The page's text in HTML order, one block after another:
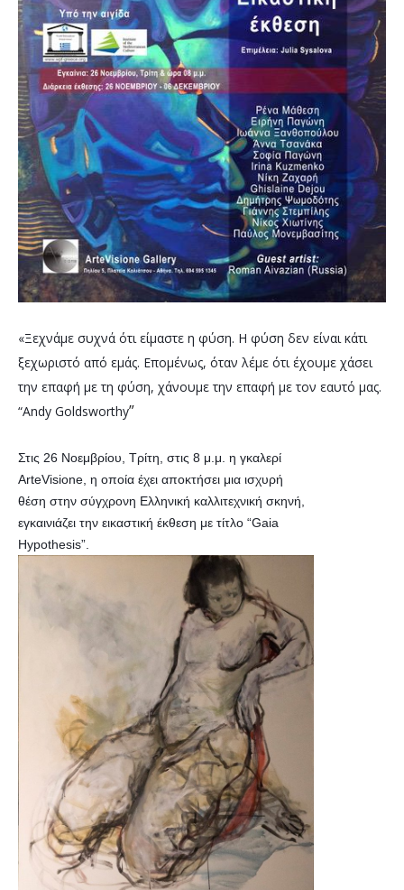
«Ξεχνάμε συχνά ότι είμαστε η φύση. Η φύση δεν είναι κάτι
ξεχωριστό από εμάς. Επομένως, όταν λέμε ότι έχουμε χάσει
την επαφή με τη φύση, χάνουμε την επαφή με τον εαυτό μας.
“Andy Goldsworthy”
Στις 26 Νοεμβρίου, Τρίτη, στις 8 μ.μ. η γκαλερί
ArteVisione, η οποία έχει αποκτήσει μια ισχυρή
θέση στην σύγχρονη Ελληνική καλλιτεχνική σκηνή,
εγκαινιάζει την εικαστική έκθεση με τίτλο “Gaia
Hypothesis”.